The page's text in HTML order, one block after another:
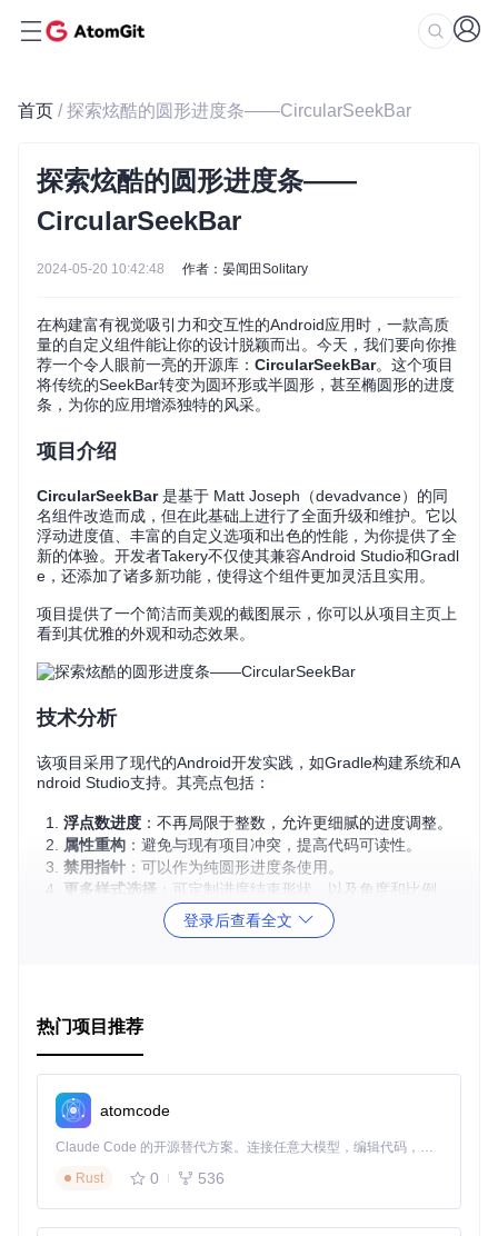
首页 / 探索炫酷的圆形进度条——CircularSeekBar
探索炫酷的圆形进度条——
CircularSeekBar
2024-05-20 10:42:48 作者：晏闻田Solitary
在构建富有视觉吸引力和交互性的Android应用时，一款高质
量的自定义组件能让你的设计脱颖而出。今天，我们要向你推
荐一个令人眼前一亮的开源库： CircularSeekBar。这个项目
将传统的SeekBar转变为圆环形或半圆形，甚至椭圆形的进度
条，为你的应用增添独特的风采。
项目介绍
CircularSeekBar是基于 Matt Joseph（devadvance）的同
名组件改造而成，但在此基础上进行了全面升级和维护。它以
浮动进度值、丰富的自定义选项和出色的性能，为你提供了全
新的体验。开发者Takery不仅使其兼容Android Studio和Gradl
e，还添加了诸多新功能，使得这个组件更加灵活且实用。
项目提供了一个简洁而美观的截图展示，你可以从项目主页上
看到其优雅的外观和动态效果。
技术分析
该项目采用了现代的Android开发实践，如Gradle构建系统和A
ndroid Studio支持。其亮点包括：
浮点数进度 ：不再局限于整数，允许更细腻的进度调整。
属性重构 ：避免与现有项目冲突，提高代码可读性。
禁用指针 ：可以作为纯圆形进度条使用。
更多样式选择 ：可定制进度结束形状，以及角度和比例。
：允许显示负进度。
：方便你深入研究并进行二次开发。
CircularSeekBar
游戏界面：控制角色技能或游戏进度。
用户反馈：如满意度调查滑块。
项目特点
高度可定制：通过多种属性设置，你可以调整颜色、宽
登录后查看全文
热门项目推荐
atomcode
Claude Code 的开源替代方案。连接任意大模型，编辑代码，运行命令，自动验证 — 全自动执行。用 Rust 构建，极致性能。 ｜ An open-source alternative to Claude Code. Connect any LLM, edit code, run commands, and verify changes — autonomously. Built in Rust for speed. Get Started
Rust
0 536